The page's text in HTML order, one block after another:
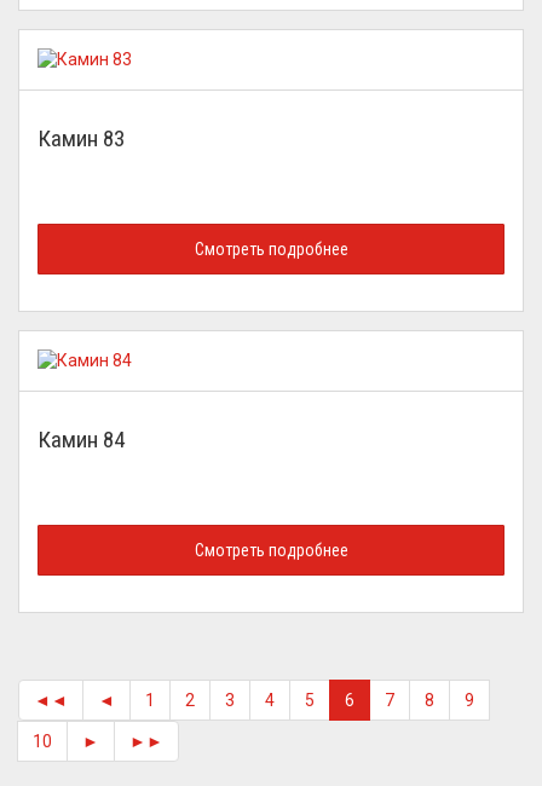
Камин 83
Смотреть подробнее
Камин 84
Смотреть подробнее
◄◄ ◄ 1 2 3 4 5 6 7 8 9
10 ► ►►